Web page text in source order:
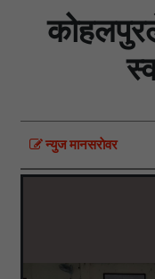
न्युज मानसराेवर